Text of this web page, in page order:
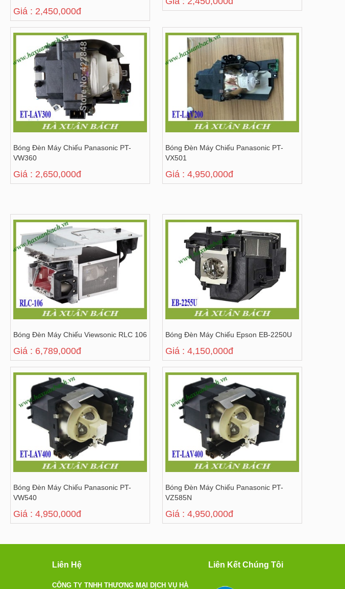
Giá : 2,450,000đ
Bóng Đèn Máy Chiếu Panasonic PT-
VW360
Giá : 2,650,000đ
Bóng Đèn Máy Chiếu Panasonic PT-
VX501
Giá : 4,950,000đ
Bóng Đèn Máy Chiếu Viewsonic RLC 106
Giá : 6,789,000đ
Bóng Đèn Máy Chiếu Epson EB-2250U
Giá : 4,150,000đ
Bóng Đèn Máy Chiếu Panasonic PT-
VW540
Giá : 4,950,000đ
Bóng Đèn Máy Chiếu Panasonic PT-
VZ585N
Giá : 4,950,000đ
Liên Hệ
CÔNG TY TNHH THƯƠNG MẠI DỊCH VỤ HÀ
Liên Kết Chúng Tôi